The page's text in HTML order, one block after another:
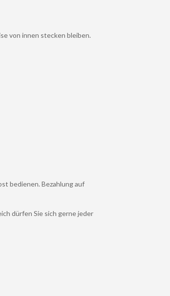
von innen stecken bleiben.
bedienen. Bezahlung auf
dürfen Sie sich gerne jeder